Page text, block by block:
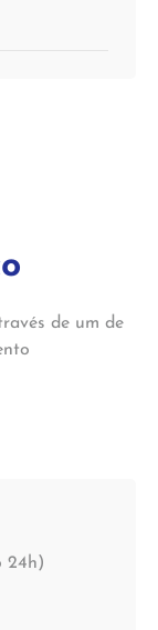
de um de
24h)